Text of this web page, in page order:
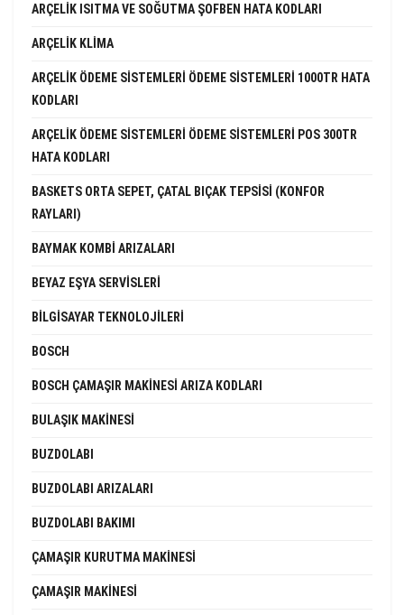
ARÇELIK ISITMA VE SOĞUTMA ŞOFBEN HATA KODLARI
ARÇELIK KLIMA
ARÇELIK ÖDEME SISTEMLERI ÖDEME SISTEMLERI 1000TR HATA
KODLARI
ARÇELIK ÖDEME SISTEMLERI ÖDEME SISTEMLERI POS 300TR
HATA KODLARI
BASKETS ORTA SEPET, ÇATAL BIÇAK TEPSISI (KONFOR
RAYLARI)
BAYMAK KOMBI ARIZALARI
BEYAZ EŞYA SERVISLERI
BILGISAYAR TEKNOLOJILERI
BOSCH
BOSCH ÇAMAŞIR MAKINESI ARIZA KODLARI
BULAŞIK MAKINESI
BUZDOLABI
BUZDOLABI ARIZALARI
BUZDOLABI BAKIMI
ÇAMAŞIR KURUTMA MAKINESI
ÇAMAŞIR MAKINESI